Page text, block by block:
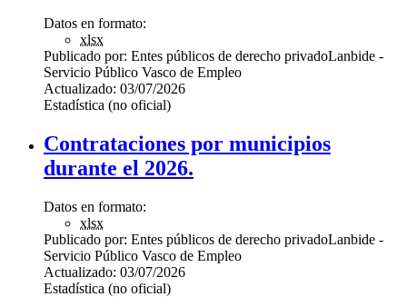
Datos en formato:
xlsx
Publicado por: Entes públicos de derecho privadoLanbide -
Servicio Público Vasco de Empleo
Actualizado: 03/07/2026
Estadística (no oficial)
Contrataciones por municipios
durante el 2026.
Datos en formato:
xlsx
Publicado por: Entes públicos de derecho privadoLanbide -
Servicio Público Vasco de Empleo
Actualizado: 03/07/2026
Estadística (no oficial)